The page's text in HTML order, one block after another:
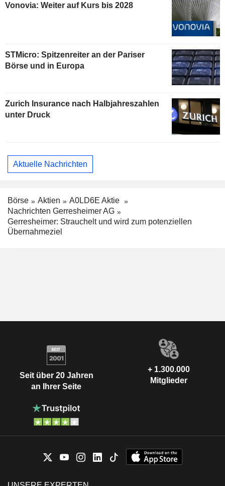
Vonovia: Weiter auf Kurs bis 2028
STMicro: Spitzenreiter an der Pariser
Börse und in Europa
Zurich Insurance nach Halbjahreszahlen
unter Druck
Aktuelle Nachrichten
Börse Aktien
A0LD6E Aktie
Nachrichten Gerresheimer AG
Gerresheimer: Strauchelt und wird zum potenziellen
Übernahmeziel
Seit über 20 Jahren
an Ihrer Seite
+ 1.300.000
Mitglieder